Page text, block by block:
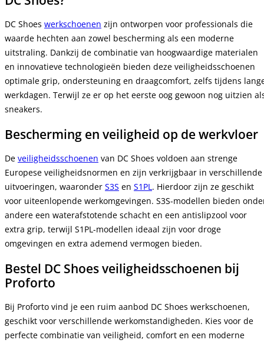
DC Shoes werkschoenen zijn ontworpen voor professionals die
waarde hechten aan zowel bescherming als een moderne
uitstraling. Dankzij de combinatie van hoogwaardige materialen
en innovatieve technologieën bieden deze veiligheidsschoenen
optimale grip, ondersteuning en draagcomfort, zelfs tijdens
werkdagen. Terwijl ze er op het eerste oog gewoon nog uitzien
sneakers.
Bescherming en veiligheid op de werkvloer
De veiligheidsschoenen van DC Shoes voldoen aan strenge
Europese veiligheidsnormen en zijn verkrijgbaar in verschillende
uitvoeringen, waaronder S3S en S1PL. Hierdoor zijn ze geschikt
voor uiteenlopende werkomgevingen. S3S-modellen bieden
andere een waterafstotende schacht en een antislipzool voor
extra grip, terwijl S1PL-modellen ideaal zijn voor droge
omgevingen en extra ademend vermogen bieden.
Bestel DC Shoes veiligheidsschoenen bij
Proforto
Bij Proforto vind je een ruim aanbod DC Shoes werkschoenen,
geschikt voor verschillende werkomstandigheden. Kies voor de
perfecte combinatie van veiligheid, comfort en een moderne